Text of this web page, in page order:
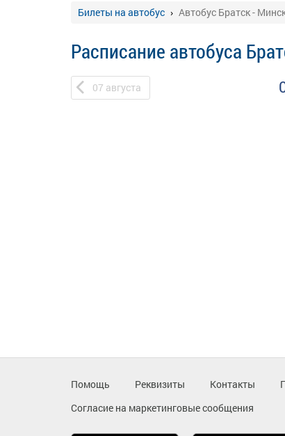
Билеты на автобус Автобус Братск -
Расписание автобуса
07 августа
Помощь Реквизиты Контакты
Согласие на маркетинговые сообщения